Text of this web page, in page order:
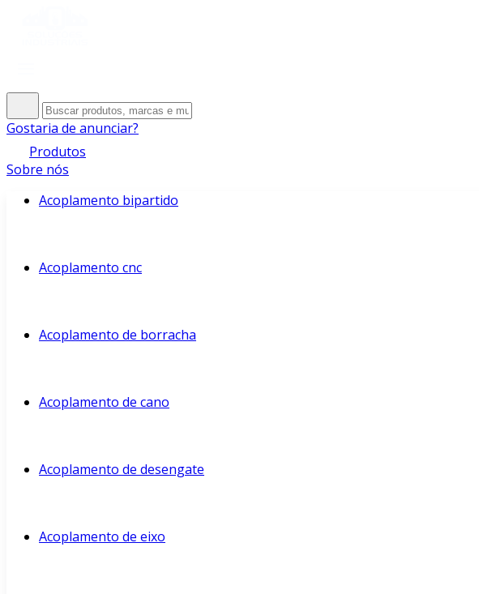
Gostaria de anunciar?
Produtos
Sobre nós
Acoplamento bipartido
Acoplamento cnc
Acoplamento de borracha
Acoplamento de cano
Acoplamento de desengate
Acoplamento de eixo